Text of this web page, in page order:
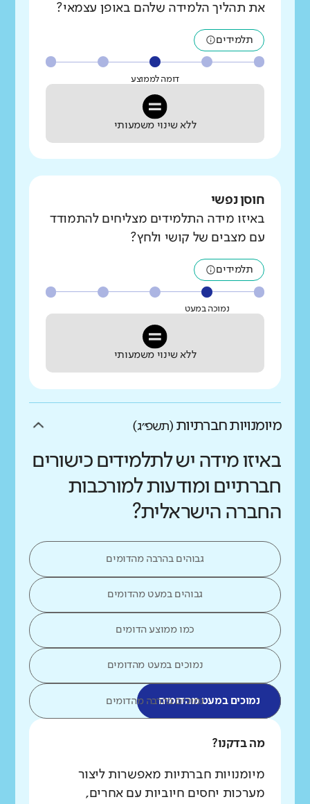
את תהליך הלמידה שלהם באופן עצמאי?
תלמידים
דומה לממוצע
ללא שינוי משמעותי
חוסן נפשי
באיזו מידה התלמידים מצליחים להתמודד
עם מצבים של קושי ולחץ?
תלמידים
נמוכה במעט
ללא שינוי משמעותי
מיומנויות חברתיות (תשפ״ג)
באיזו מידה יש לתלמידים כישורים
חברתיים ומודעות למורכבות
החברה הישראלית?
גבוהים בהרבה מהדומים
גבוהים במעט מהדומים
כמו ממוצע הדומים
נמוכים במעט מהדומים
נמוכים במעט מהדומיםנמוכים בהרבה מהדומים
מה בדקנו?
מיומנויות חברתיות מאפשרות ליצור
מערכות יחסים חיוביות עם אחרים,